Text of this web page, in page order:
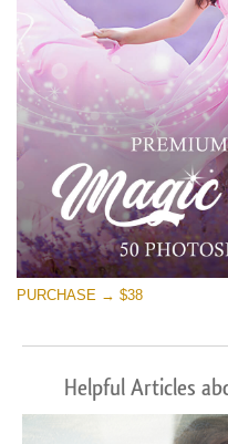
PURCHASE → $38
Helpful Articles